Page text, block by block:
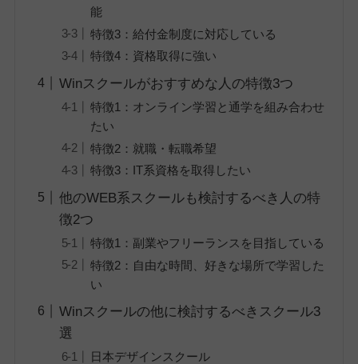
能
特徴3：給付金制度に対応している
特徴4：資格取得に強い
Winスクールがおすすめな人の特徴3つ
特徴1：オンライン学習と通学を組み合わせ
たい
特徴2：就職・転職希望
特徴3：IT系資格を取得したい
他のWEB系スクールも検討するべき人の特
徴2つ
特徴1：副業やフリーランスを目指している
特徴2：自由な時間、好きな場所で学習した
い
Winスクールの他に検討するべきスクール3
選
日本デザインスクール